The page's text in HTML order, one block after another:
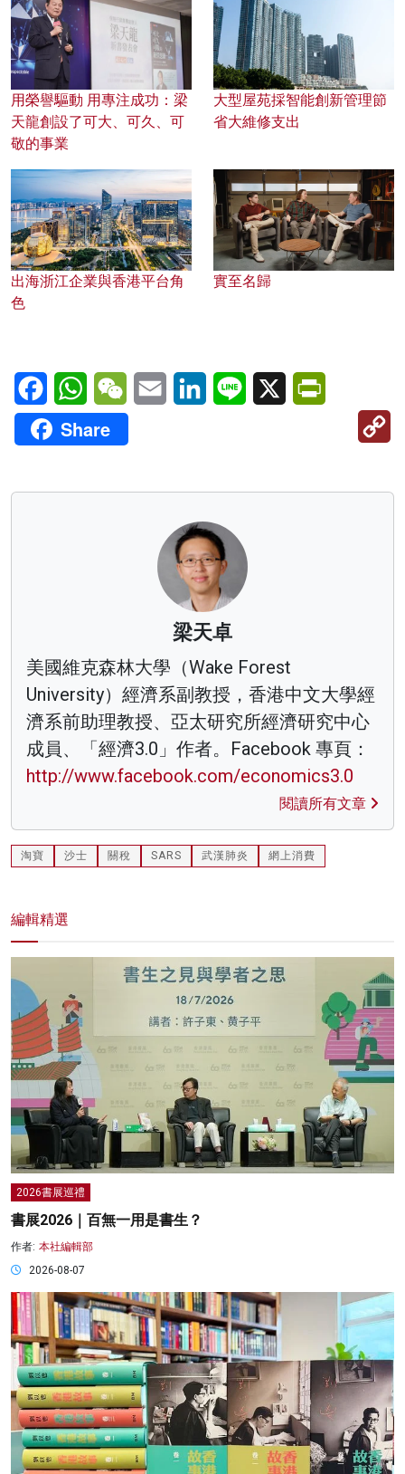
用榮譽驅動 用專注成功：梁
天龍創設了可大、可久、可
敬的事業
大型屋苑採智能創新管理節
省大維修支出
出海浙江企業與香港平台角
色
實至名歸
FacebookWhatsAppWeChatEmail LinkedInLine X
Share
梁天卓
美國維克森林大學（Wake Forest
University）經濟系副教授，香港中文大學經
濟系前助理教授、亞太研究所經濟研究中心
成員、「經濟3.0」作者。Facebook 專頁：
http://www.facebook.com/economics3.0
閱讀所有文章
淘寶 沙士 關稅 SARS 武漢肺炎 網上消費
編輯精選
2026書展巡禮
書展2026｜百無一用是書生？
作者: 本社編輯部
2026-08-07